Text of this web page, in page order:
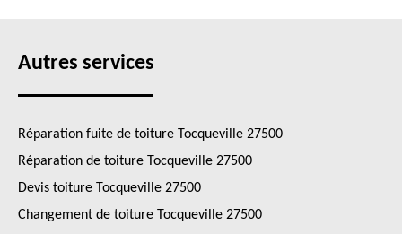
Autres services
Réparation fuite de toiture Tocqueville 27500
Réparation de toiture Tocqueville 27500
Devis toiture Tocqueville 27500
Changement de toiture Tocqueville 27500